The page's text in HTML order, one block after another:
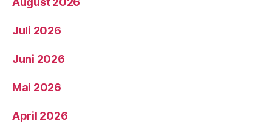
Juli 2026
Juni 2026
Mai 2026
April 2026